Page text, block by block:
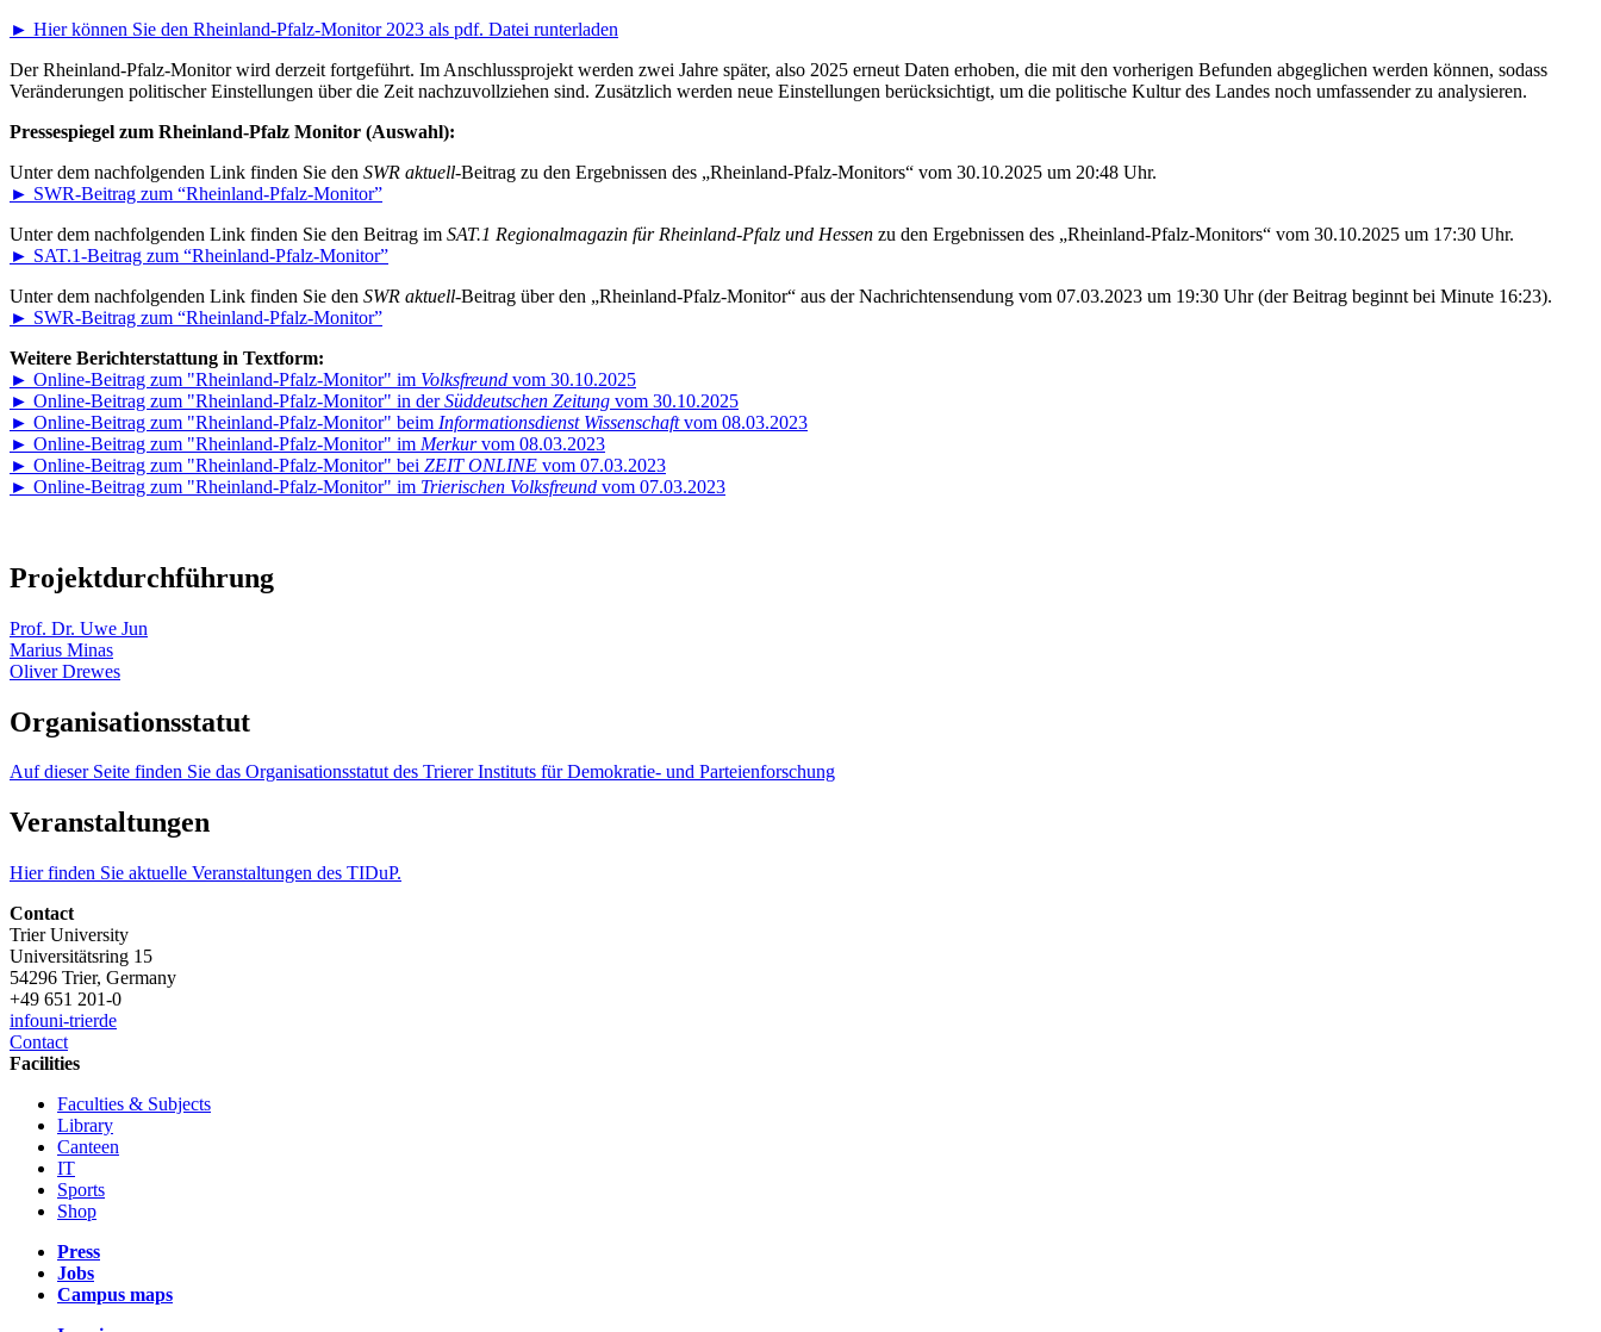
► Hier können Sie den Rheinland-Pfalz-Monitor 2023 als pdf. Datei runterladen
Der Rheinland-Pfalz-Monitor wird derzeit fortgeführt. Im Anschlussprojekt werden zwei Jahre später, also 2025 erneut Daten erhoben, die mit den vorherigen Befunden abgeglichen werden können, sodass
Veränderungen politischer Einstellungen über die Zeit nachzuvollziehen sind. Zusätzlich werden neue Einstellungen berücksichtigt, um die politische Kultur des Landes noch umfassender zu analysieren.
Pressespiegel zum Rheinland-Pfalz Monitor (Auswahl):
Unter dem nachfolgenden Link finden Sie den SWR aktuell-Beitrag zu den Ergebnissen des „Rheinland-Pfalz-Monitors“ vom 30.10.2025 um 20:48 Uhr.
► SWR-Beitrag zum “Rheinland-Pfalz-Monitor”
Unter dem nachfolgenden Link finden Sie den Beitrag im SAT.1 Regionalmagazin für Rheinland-Pfalz und Hessen zu den Ergebnissen des „Rheinland-Pfalz-Monitors“ vom 30.10.2025 um 17:30 Uhr.
► SAT.1-Beitrag zum “Rheinland-Pfalz-Monitor”
Unter dem nachfolgenden Link finden Sie den SWR aktuell-Beitrag über den „Rheinland-Pfalz-Monitor“ aus der Nachrichtensendung vom 07.03.2023 um 19:30 Uhr (der Beitrag beginnt bei Minute 16:23).
► SWR-Beitrag zum “Rheinland-Pfalz-Monitor”
Weitere Berichterstattung in Textform:
► Online-Beitrag zum "Rheinland-Pfalz-Monitor" im Volksfreund vom 30.10.2025
► Online-Beitrag zum "Rheinland-Pfalz-Monitor" in derSüddeutschen Zeitung vom 30.10.2025
► Online-Beitrag zum "Rheinland-Pfalz-Monitor" beim Informationsdienst Wissenschaftvom 08.03.2023
► Online-Beitrag zum "Rheinland-Pfalz-Monitor" im Merkurvom 08.03.2023
► Online-Beitrag zum "Rheinland-Pfalz-Monitor" bei ZEIT ONLINE vom 07.03.2023
► Online-Beitrag zum "Rheinland-Pfalz-Monitor" im Trierischen Volksfreund vom 07.03.2023
Projektdurchführung
Prof. Dr. Uwe Jun
Marius Minas
Oliver Drewes
Organisationsstatut
Auf dieser Seite finden Sie das Organisationsstatut des Trierer Instituts für Demokratie- und Parteienforschung
Veranstaltungen
Hier finden Sie aktuelle Veranstaltungen des TIDuP.
Contact
Trier University
Universitätsring 15
54296 Trier, Germany
+49 651 201-0
infouni-trierde
Contact
Facilities
Faculties & Subjects
Library
Canteen
IT
Sports
Shop
Press
Jobs
Campus maps